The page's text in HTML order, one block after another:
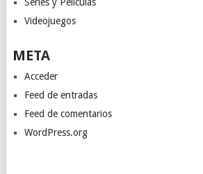
Videojuegos
META
Acceder
Feed de entradas
Feed de comentarios
WordPress.org